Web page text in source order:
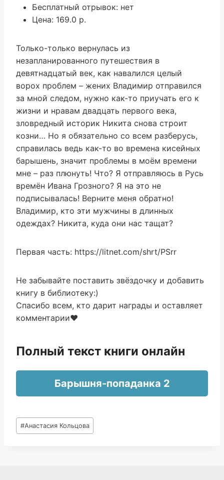
Бесплатный отрывок: нет
Цена: 169.0 р.
Только-только вернулась из
незапланированного путешествия в
девятнадцатый век, как навалился целый
ворох проблем – жених Владимир отправился
за мной следом, нужно как-то приучать его к
жизни и нравам двадцать первого века,
зловредный историк Никита снова строит
козни… Но я обязательно со всем разберусь,
справилась ведь как-то во времена кисейных
барышень, значит проблемы в моём времени
мне – раз плюнуть! Что? Я отправляюсь в Русь
времён Ивана Грозного? Я на это не
подписывалась! Верните меня обратно!
Владимир, кто эти мужчины в длинных
одеждах? Никита, куда они нас тащат?
Первая часть: https://litnet.com/shrt/PSrr
Не забывайте поставить звёздочку и добавить
книгу в библиотеку:)
Спасибо всем, кто дарит награды и оставляет
комментарии❤
Полный текст книги онлайн
Барышня-попаданка 2
Метки
записи:
#Анастасия Кольцова